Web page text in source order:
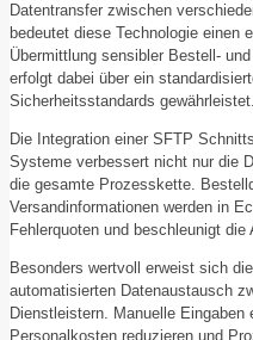
Datentransfer zwischen
bedeutet diese Technologie einen
Übermittlung sensibler Bestell-
erfolgt dabei über ein
Sicherheitsstandards gewährleistet.
Die Integration einer SFTP
Systeme verbessert nicht nur die
die gesamte Prozesskette.
Versandinformationen werden in
Fehlerquoten und beschleunigt
Besonders wertvoll erweist sich
automatisierten Datenaustausch
Dienstleistern. Manuelle
Personalkosten reduzieren und